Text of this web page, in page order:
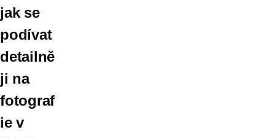
jak se
podívat
detailně
ji na
fotograf
ie v